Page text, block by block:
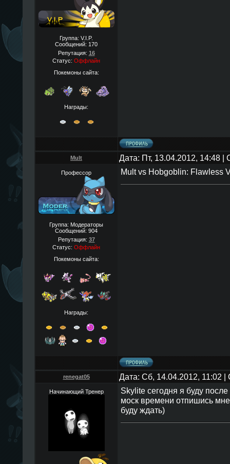
Группа: V.I.P.
Сообщений: 170
Репутация: 16
Статус: Оффлайн
Покемоны сайта:
Награды:
Mult Дата: Пт, 13.04.2012, 14:48
Профессор
Группа: Модераторы
Сообщений: 904
Репутация: 37
Статус: Оффлайн
Покемоны сайта:
Награды:
Mult vs Hobgoblin: Flawless
renegat05 Дата: Сб, 14.04.2012, 11:02
Начинающий Тренер
Skylite сегодня я буду
моск времени отпишись
буду ждать)